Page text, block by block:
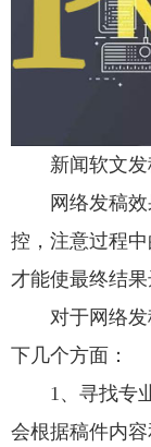
新闻软文发
网络发稿效
控，注意过程
才能使最终结果
对于网络发
下几个方面：
1、寻找专业
会根据稿件内